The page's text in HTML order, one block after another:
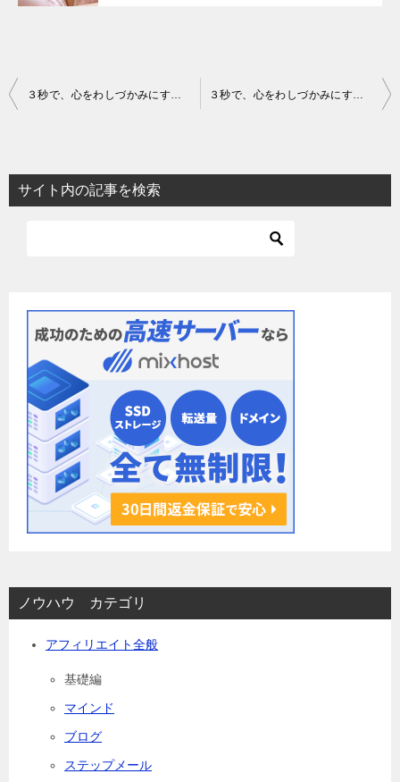
投
ビ
ゲ
３秒で、心をわしづかみにするキラーコピーの法則・８ ３秒で、心をわしづかみにするキラーコピーの法則・１０
サイト内の記事を検索
ノウハウ カテゴリ
アフィリエイト全般
基礎編
マインド
ブログ
ステップメール